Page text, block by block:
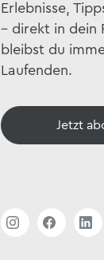
Erlebnisse,
– direkt in dein
bleibst du
Laufenden.
Jetzt